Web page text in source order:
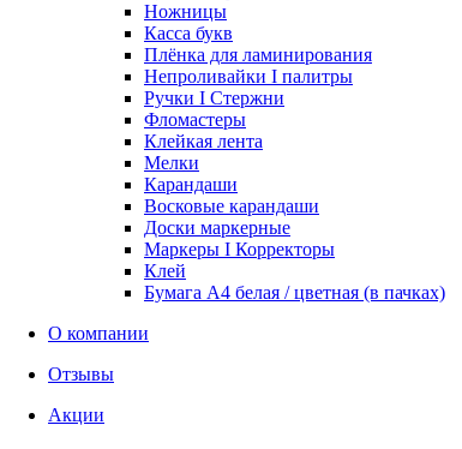
Ножницы
Касса букв
Плёнка для ламинирования
Непроливайки I палитры
Ручки I Стержни
Фломастеры
Клейкая лента
Мелки
Карандаши
Восковые карандаши
Доски маркерные
Маркеры I Корректоры
Клей
Бумага А4 белая / цветная (в пачках)
О компании
Отзывы
Акции